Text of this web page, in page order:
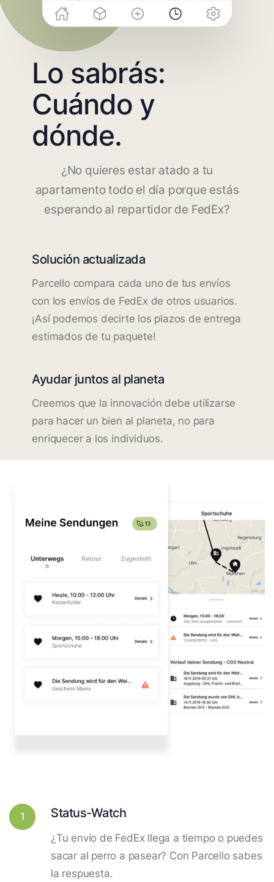
Lo sabrás:
Cuándo y
dónde.
¿No quieres estar atado a tu
apartamento todo el día porque estás
esperando al repartidor de FedEx?
Solución actualizada
Parcello compara cada uno de tus envíos
con los envíos de FedEx de otros usuarios.
¡Así podemos decirte los plazos de entrega
estimados de tu paquete!
Ayudar juntos al planeta
Creemos que la innovación debe utilizarse
para hacer un bien al planeta, no para
enriquecer a los individuos.
1 Status-Watch
¿Tu envío de FedEx llega a tiempo o puedes
sacar al perro a pasear? Con Parcello sabes
la respuesta.